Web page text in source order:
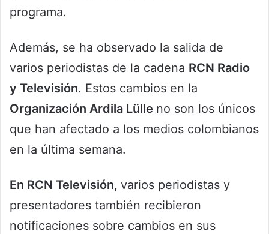
programa.
Además, se ha observado la salida de
varios periodistas de la cadena RCN Radio
y Televisión. Estos cambios en la
Organización Ardila Lülle no son los únicos
que han afectado a los medios colombianos
en la última semana.
En RCN Televisión, varios periodistas y
presentadores también recibieron
notificaciones sobre cambios en sus